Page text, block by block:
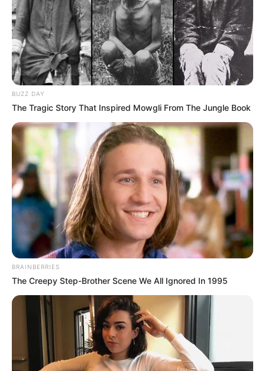
BUZZ DAY
The Tragic Story That Inspired Mowgli From The Jungle Book
BRAINBERRIES
The Creepy Step-Brother Scene We All Ignored In 1995